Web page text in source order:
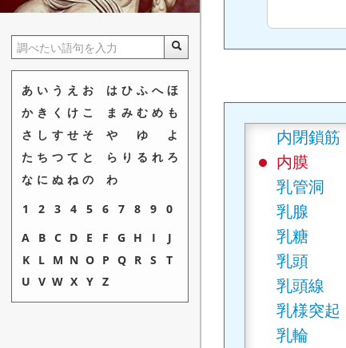
内閉鎖筋
内膜
乳管洞
乳腺
乳糖
乳頭
乳頭線
乳様突起
乳輪
あ い う え お
か き く け こ
さ し す せ そ
た ち つ て と
な に ぬ ね の
は ひ ふ へ ほ
ま み む め も
や
ゆ
よ
ら り る れ ろ
わ
1
2 3 4 5 6 7 8 9
0
A
B C D E F G H I
J
K
L M N O P Q R S
T
U V W X Y Z